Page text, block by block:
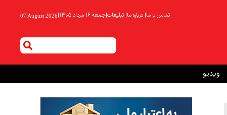
تماس با ما| درباره ما| تبلیغات|جمعه ۱۶ مرداد ۱۴۰۵ |
07 August 2026
ویدیو